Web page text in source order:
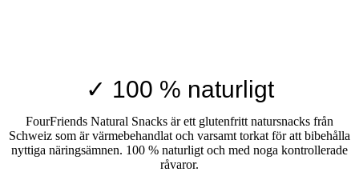
✓ 100 % naturligt
FourFriends Natural Snacks är ett glutenfritt natursnacks från
Schweiz som är värmebehandlat och varsamt torkat för att bibehålla
nyttiga näringsämnen. 100 % naturligt och med noga kontrollerade
råvaror.